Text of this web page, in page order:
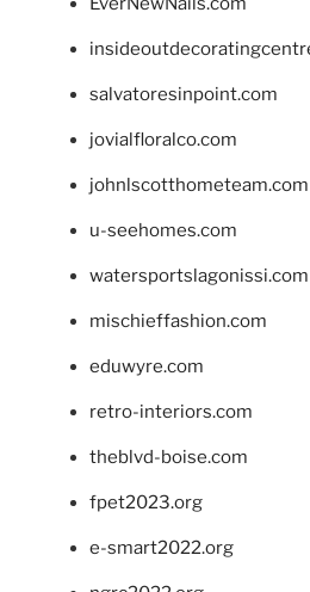
salvatoresinpoint.com
jovialfloralco.com
johnlscotthometeam.com
u-seehomes.com
watersportslagonissi.com
mischieffashion.com
eduwyre.com
retro-interiors.com
theblvd-boise.com
fpet2023.org
e-smart2022.org